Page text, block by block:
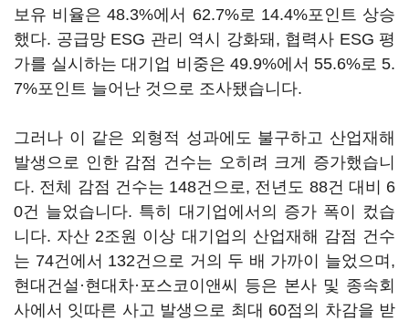
보유 비율은 48.3%에서 62.7%로 14.4%포인트 상승
했다. 공급망 ESG 관리 역시 강화돼, 협력사 ESG 평
가를 실시하는 대기업 비중은 49.9%에서 55.6%로 5.
7%포인트 늘어난 것으로 조사됐습니다.
그러나 이 같은 외형적 성과에도 불구하고 산업재해
발생으로 인한 감점 건수는 오히려 크게 증가했습니
다. 전체 감점 건수는 148건으로, 전년도 88건 대비 6
0건 늘었습니다. 특히 대기업에서의 증가 폭이 컸습
니다. 자산 2조원 이상 대기업의 산업재해 감점 건수
는 74건에서 132건으로 거의 두 배 가까이 늘었으며,
현대건설·현대차·포스코이앤씨 등은 본사 및 종속회
사에서 잇따른 사고 발생으로 최대 60점의 차감을 받